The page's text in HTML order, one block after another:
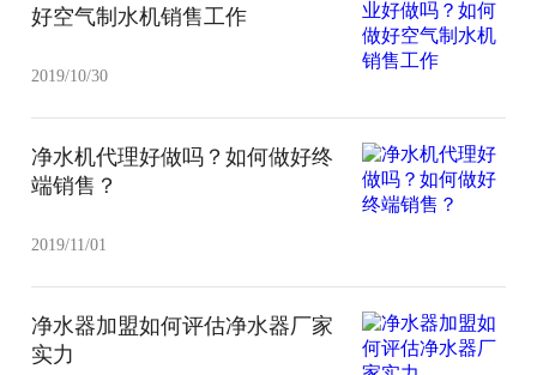
好空气制水机销售工作
2019/10/30
净水机代理好做吗？如何做好终
端销售？
2019/11/01
净水器加盟如何评估净水器厂家
实力